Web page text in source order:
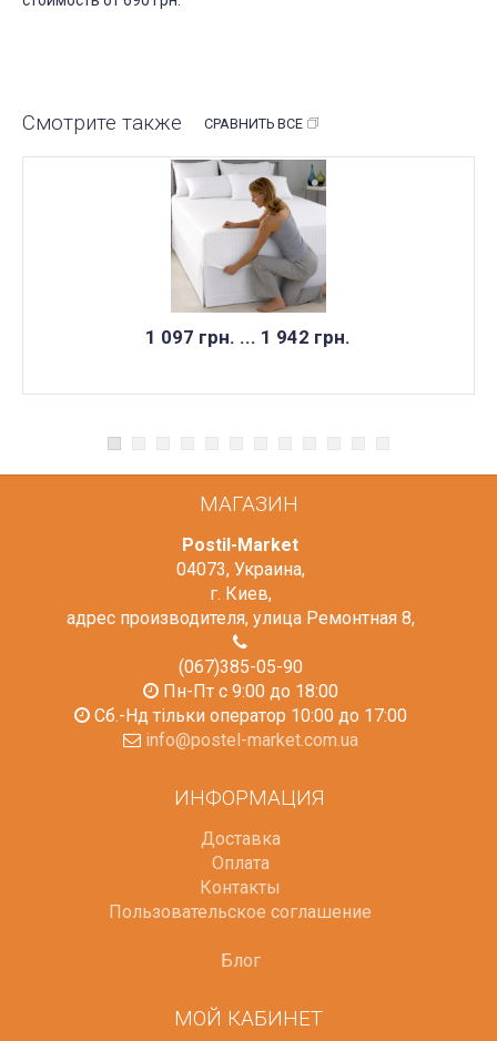
Смотрите также СРАВНИТЬ ВСЕ
1 097 грн. ... 1 942 грн.
МАГАЗИН
Postil-Market
04073, Украина,
г. Киев,
адрес производителя, улица Ремонтная 8,
(067)385-05-90
Пн-Пт с 9:00 до 18:00
Сб.-Нд тільки оператор 10:00 до 17:00
info@postel-market.com.ua
ИНФОРМАЦИЯ
Доставка
Оплата
Контакты
Пользовательское соглашение
Блог
МОЙ КАБИНЕТ